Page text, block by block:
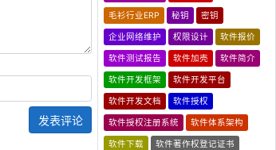
发表评论
毛衫行业ERP 秘钥 密钥
企业网络维护 权限设计 软件报价
软件测试报告 软件加壳 软件简介
软件开发框架 软件开发平台
软件开发文档 软件授权
软件授权注册系统 软件体系架构
软件下载 软件著作权登记证书